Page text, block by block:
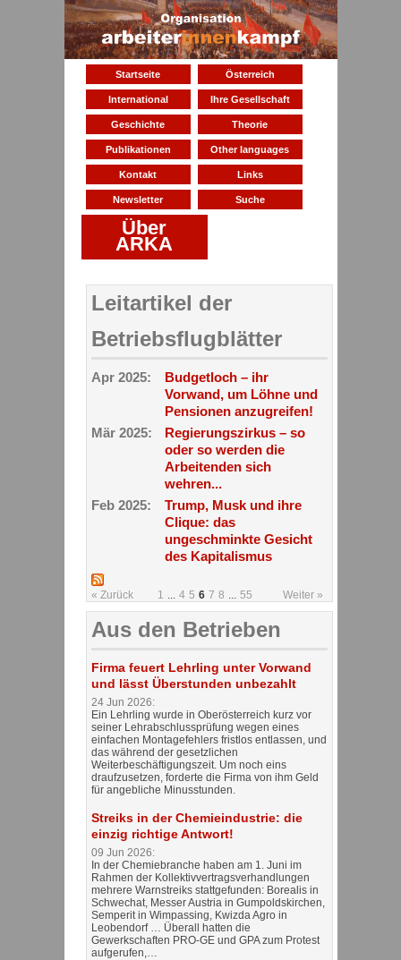
Startseite Österreich
International Ihre Gesellschaft
Geschichte Theorie
Publikationen Other languages
Kontakt Links
Newsletter Suche
Über
ARKA
Leitartikel der
Betriebsflugblätter
Apr 2025:
Budgetloch – ihr
Vorwand, um Löhne und
Pensionen anzugreifen!
Mär 2025:
Regierungszirkus – so
oder so werden die
Arbeitenden sich
wehren...
Feb 2025:
Trump, Musk und ihre
Clique: das
ungeschminkte Gesicht
des Kapitalismus
« Zurück 1 4 5 6 7 8 55 Weiter »
Aus den Betrieben
Firma feuert Lehrling unter Vorwand
und lässt Überstunden unbezahlt
24 Jun 2026:
Ein Lehrling wurde in Oberösterreich kurz vor
seiner Lehrabschlussprüfung wegen eines
einfachen Montagefehlers fristlos entlassen, und
das während der gesetzlichen
Weiterbeschäftigungszeit. Um noch eins
draufzusetzen, forderte die Firma von ihm Geld
für angebliche Minusstunden.
Streiks in der Chemieindustrie: die
einzig richtige Antwort!
09 Jun 2026:
In der Chemiebranche haben am 1. Juni im
Rahmen der Kollektivvertragsverhandlungen
mehrere Warnstreiks stattgefunden: Borealis in
Schwechat, Messer Austria in Gumpoldskirchen,
Semperit in Wimpassing, Kwizda Agro in
Leobendorf … Überall hatten die
Gewerkschaften PRO-GE und GPA zum Protest
aufgerufen,…